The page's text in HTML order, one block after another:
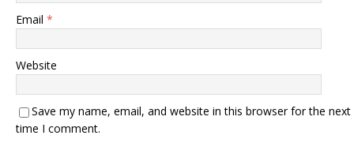
Email *
Website
Save my name, email, and website in this browser for the next
time I comment.